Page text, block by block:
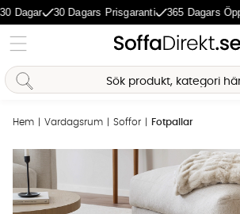
30 Dagars Prisgaranti 365 Dagars Öppet Köp
Hem Vardagsrum Soffor Fotpallar